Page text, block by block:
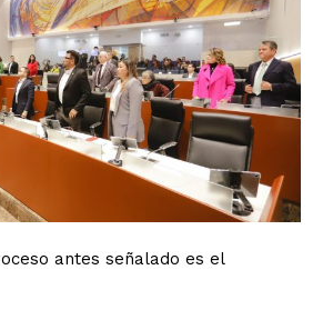
antes señalado es el